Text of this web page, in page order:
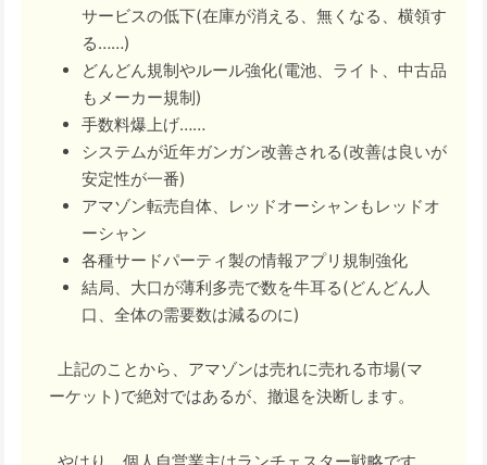
サービスの低下(在庫が消える、無くなる、横領す
る……)
どんどん規制やルール強化(電池、ライト、中古品
もメーカー規制)
手数料爆上げ……
システムが近年ガンガン改善される(改善は良いが
安定性が一番)
アマゾン転売自体、レッドオーシャンもレッドオ
ーシャン
各種サードパーティ製の情報アプリ規制強化
結局、大口が薄利多売で数を牛耳る(どんどん人
口、全体の需要数は減るのに)
上記のことから、アマゾンは売れに売れる市場(マ
ーケット)で絶対ではあるが、撤退を決断します。